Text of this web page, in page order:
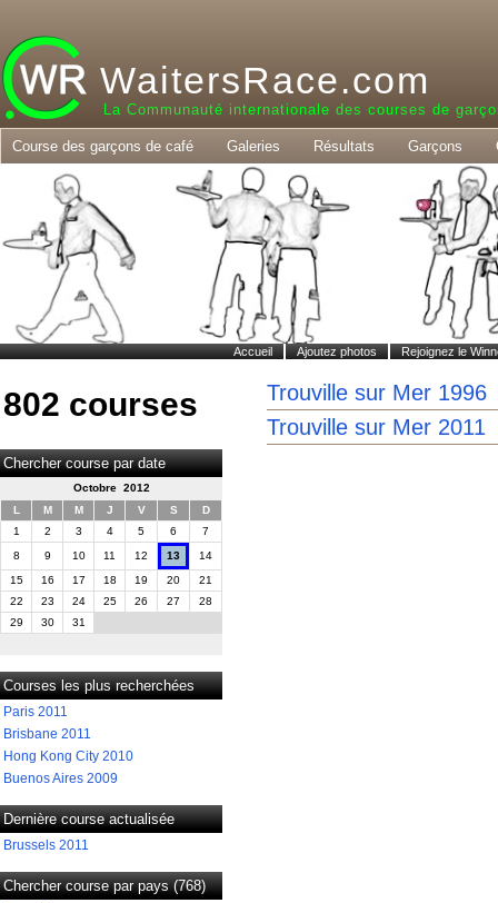
WaitersRace.com
La Communauté internationale des courses de
Course des garçons de café Galeries Résultats Garçons
Accueil Ajoutez photos Rejoignez le
802 courses
Chercher course par date
Octobre 2012
L
M M J V S
D
1
2 3 4 5 6
7
8
9 10 11 12 13
14
15
16 17 18 19 20
21
22
23 24 25 26 27
28
29
30 31
Courses les plus recherchées
Paris 2011
Brisbane 2011
Hong Kong City 2010
Buenos Aires 2009
Dernière course actualisée
Brussels 2011
Chercher course par pays (768)
Trouville sur Mer 1996
Trouville sur Mer 2011